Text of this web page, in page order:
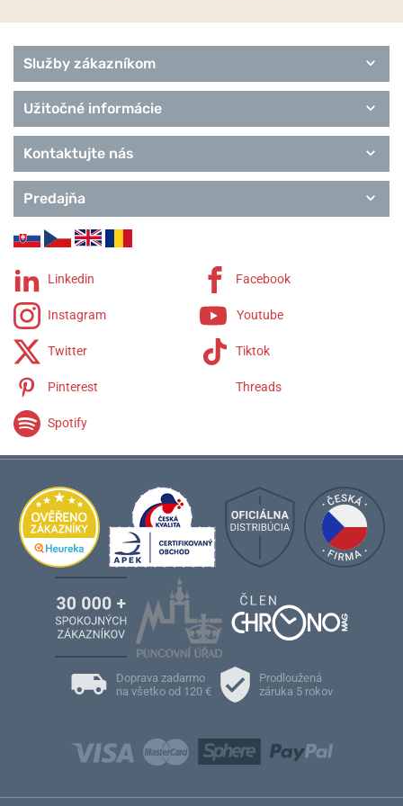
Služby zákazníkom
Užitočné informácie
Kontaktujte nás
Predajňa
Linkedin Facebook
Instagram Youtube
Twitter Tiktok
Pinterest Threads
Spotify
Doprava zadarmo
na všetko od 120 €
Prodloužená
záruka 5 rokov